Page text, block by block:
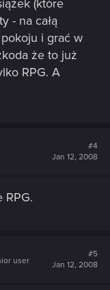
(które
- na całą
i grać w
że to już
RPG. A
#4
Jan 12, 2008
RPG.
user
#5
Jan 12, 2008